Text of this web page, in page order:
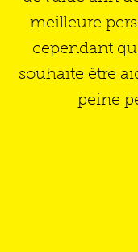
meilleure
cependant
souhaite être
peine